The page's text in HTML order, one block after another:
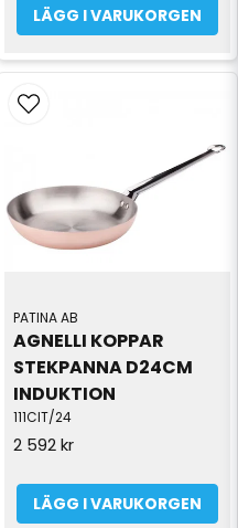
LÄGG I VARUKORGEN
PATINA AB
AGNELLI KOPPAR
STEKPANNA D24CM
INDUKTION
111CIT/24
2 592 kr
LÄGG I VARUKORGEN